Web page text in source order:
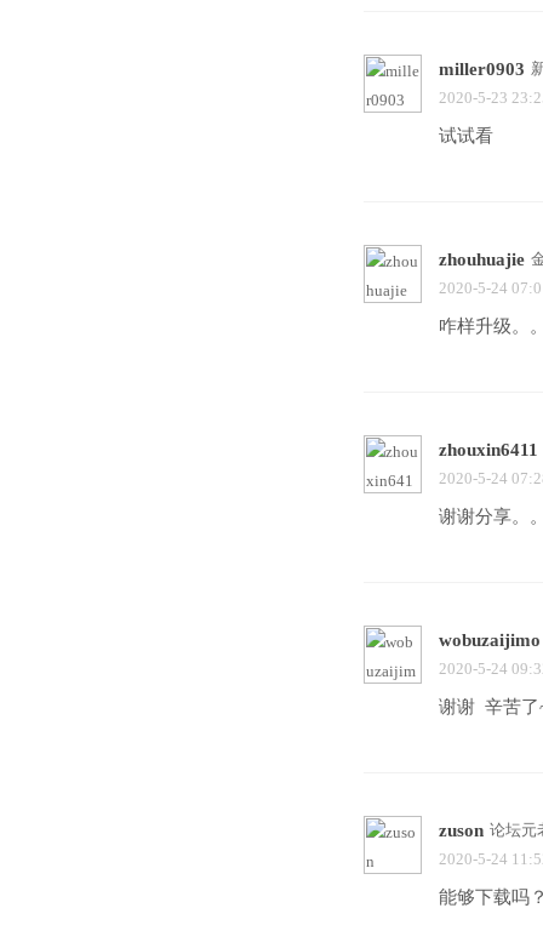
miller0903
2020-5-23
试试看
zhouhuajie
2020-5-24
咋样升级。
zhouxin6411
2020-5-24
谢谢分享。
wobuzaijimo
2020-5-24
谢谢 辛苦了
zuson 论坛元
2020-5-24
能够下载吗